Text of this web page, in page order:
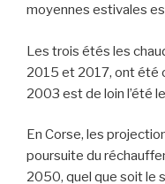
moyennes estivales
Les trois étés les
2015 et 2017, ont été
2003 est de loin l’été
En Corse, les
poursuite du
2050, quel que soit le